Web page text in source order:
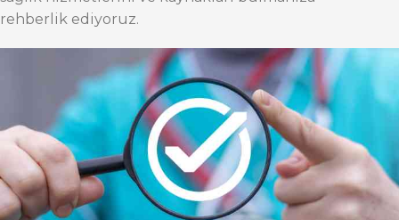
rehberlik ediyoruz.